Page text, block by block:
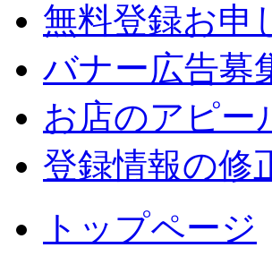
無料登録お申
バナー広告募
お店のアピー
登録情報の修
トップページ